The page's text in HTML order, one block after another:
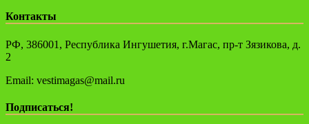
Контакты
РФ, 386001, Республика Ингушетия, г.Магас, пр-т Зязикова, д.
2
Email: vestimagas@mail.ru
Подписаться!